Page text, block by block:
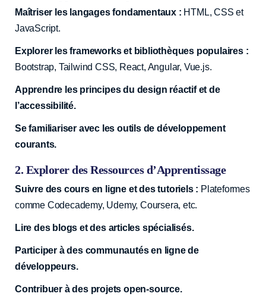
Maîtriser les langages fondamentaux : HTML, CSS et
JavaScript.
Explorer les frameworks et bibliothèques populaires :
Bootstrap, Tailwind CSS, React, Angular, Vue.js.
Apprendre les principes du design réactif et de
l’accessibilité.
Se familiariser avec les outils de développement
courants.
2. Explorer des Ressources d’Apprentissage
Suivre des cours en ligne et des tutoriels : Plateformes
comme Codecademy, Udemy, Coursera, etc.
Lire des blogs et des articles spécialisés.
Participer à des communautés en ligne de
développeurs.
Contribuer à des projets open-source.